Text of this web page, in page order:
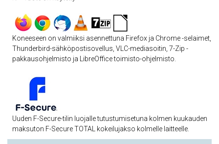
Koneeseen on valmiiksi asennettuna Firefox ja Chrome -selaimet,
Thunderbird-sähköpostisovellus, VLC-mediasoitin, 7-Zip -
pakkausohjelmisto ja LibreOffice toimisto-ohjelmisto.
Uuden F-Secure-tilin luojalle tutustumisetuna kolmen kuukauden
maksuton F-Secure TOTAL kokeilujakso kolmelle laitteelle.